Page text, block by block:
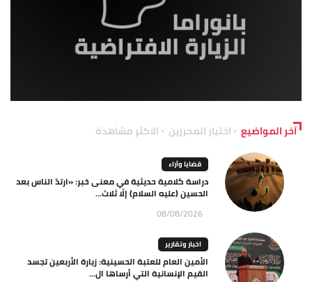
آخر المواضيع اختيار المحررين الاكثر مشاهدة
قضايا وآراء
دراسة كلامية حديثية في معنى خبر: «ارتدّ الناس بعد
الحسين (عليه السلام) إلّا ثلاث...
08/08/2026
اخبار وتقارير
الأمين العام للعتبة الحسينية: زيارة الأربعين تجسد
القيم الإنسانية التي أرساها ال...